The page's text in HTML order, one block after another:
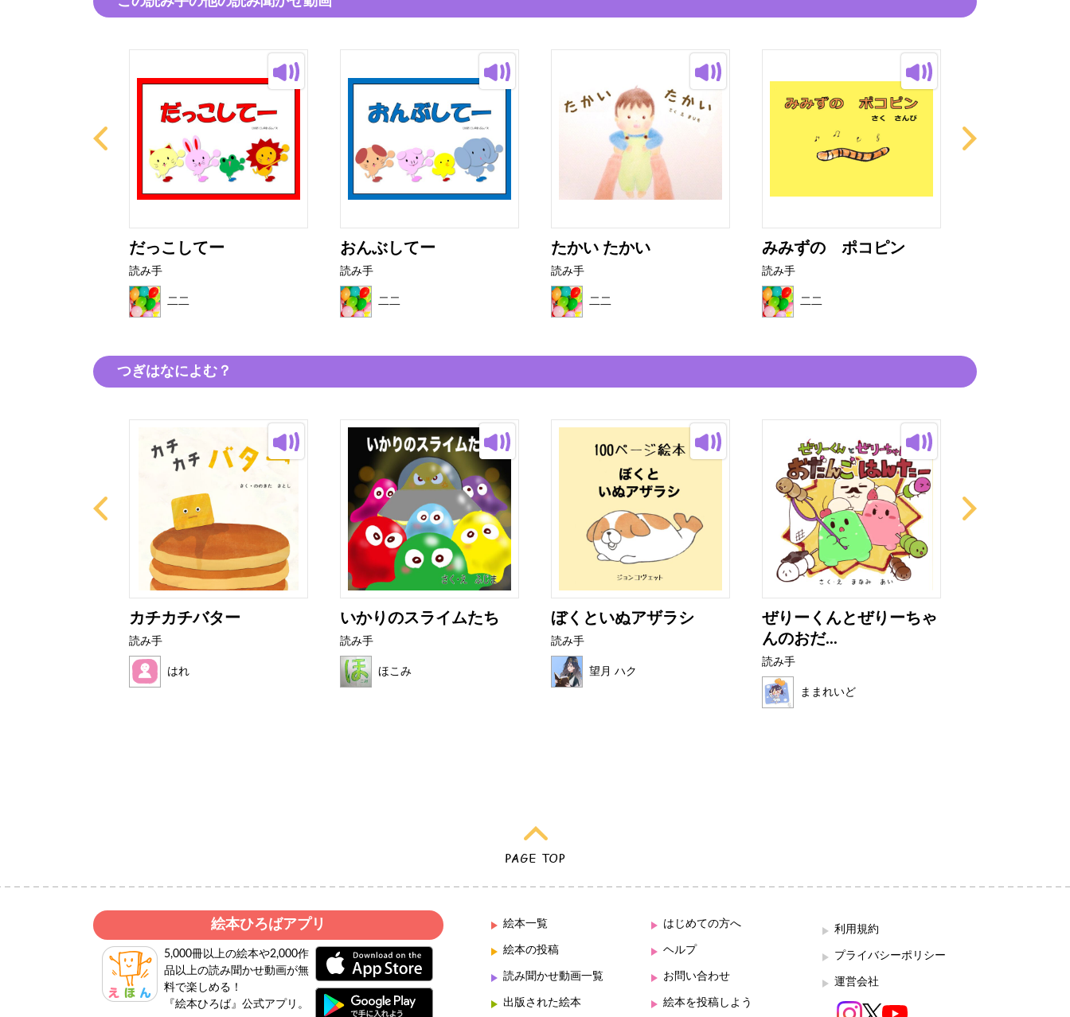
だっこしてー
読み手
二二
おんぶしてー
読み手
二二
たかい たかい
読み手
二二
みみずの ポコピン
読み手
二二
つぎはなによむ？
カチカチバター
読み手
はれ
いかりのスライムたち
読み手
ほこみ
ぼくといぬアザラシ
読み手
望月 ハク
ぜりーくんとぜりーちゃ
んのおだ...
読み手
ままれいど
絵本ひろばアプリ
5,000冊以上の絵本や2,000作
品以上の読み聞かせ動画が無
料で楽しめる！
『絵本ひろば』公式アプリ。
絵本一覧
絵本の投稿
読み聞かせ動画一覧
出版された絵本
はじめての方へ
ヘルプ
お問い合わせ
絵本を投稿しよう
利用規約
プライバシーポリシー
運営会社